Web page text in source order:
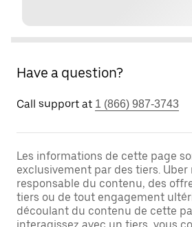
Have a question?
Call support at 1 (866) 987-3743
Les informations de cette page
exclusivement par des tiers. Uber
responsable du contenu, des
tiers ou de tout engagement
découlant du contenu de cette